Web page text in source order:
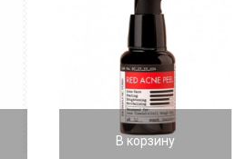
В корзину